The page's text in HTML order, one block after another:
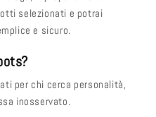
selezionati e potrai
e sicuro.
per chi cerca personalità,
inosservato.